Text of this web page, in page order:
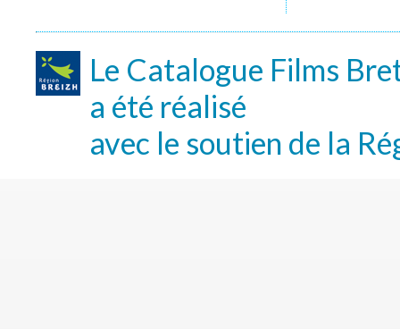
Le Catalogue Films
a été réalisé
avec le soutien de la